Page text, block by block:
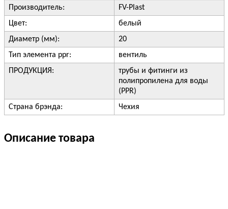
Производитель:
FV-Plast
Цвет:
белый
Диаметр (мм):
20
Тип элемента ppr:
вентиль
ПРОДУКЦИЯ:
трубы и фитинги из
полипропилена для воды
(PPR)
Страна брэнда:
Чехия
Описание товара